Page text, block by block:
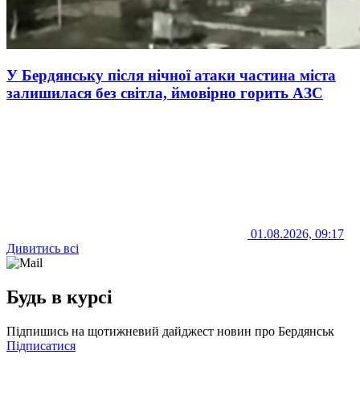
У Бердянську після нічної атаки частина міста
залишилася без світла, ймовірно горить АЗС
01.08.2026, 09:17
Дивитись всі
Будь в курсі
Підпишись на щотижневий дайджест новин про Бердянськ
Підписатися